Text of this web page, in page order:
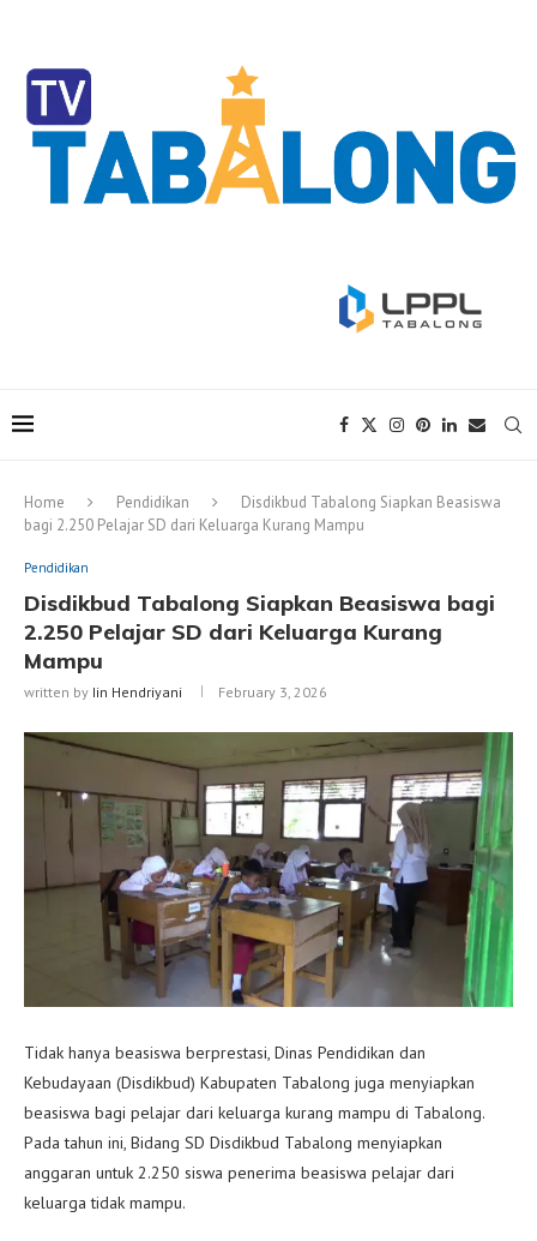
Home Pendidikan
Disdikbud Tabalong Siapkan Beasiswa
bagi 2.250 Pelajar SD dari Keluarga Kurang Mampu
Pendidikan
Disdikbud Tabalong Siapkan Beasiswa bagi
2.250 Pelajar SD dari Keluarga Kurang
Mampu
written by Iin Hendriyani February 3, 2026
Tidak hanya beasiswa berprestasi, Dinas Pendidikan dan
Kebudayaan (Disdikbud) Kabupaten Tabalong juga menyiapkan
beasiswa bagi pelajar dari keluarga kurang mampu di Tabalong.
Pada tahun ini, Bidang SD Disdikbud Tabalong menyiapkan
anggaran untuk 2.250 siswa penerima beasiswa pelajar dari
keluarga tidak mampu.